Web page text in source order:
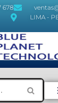
678
LIMA -